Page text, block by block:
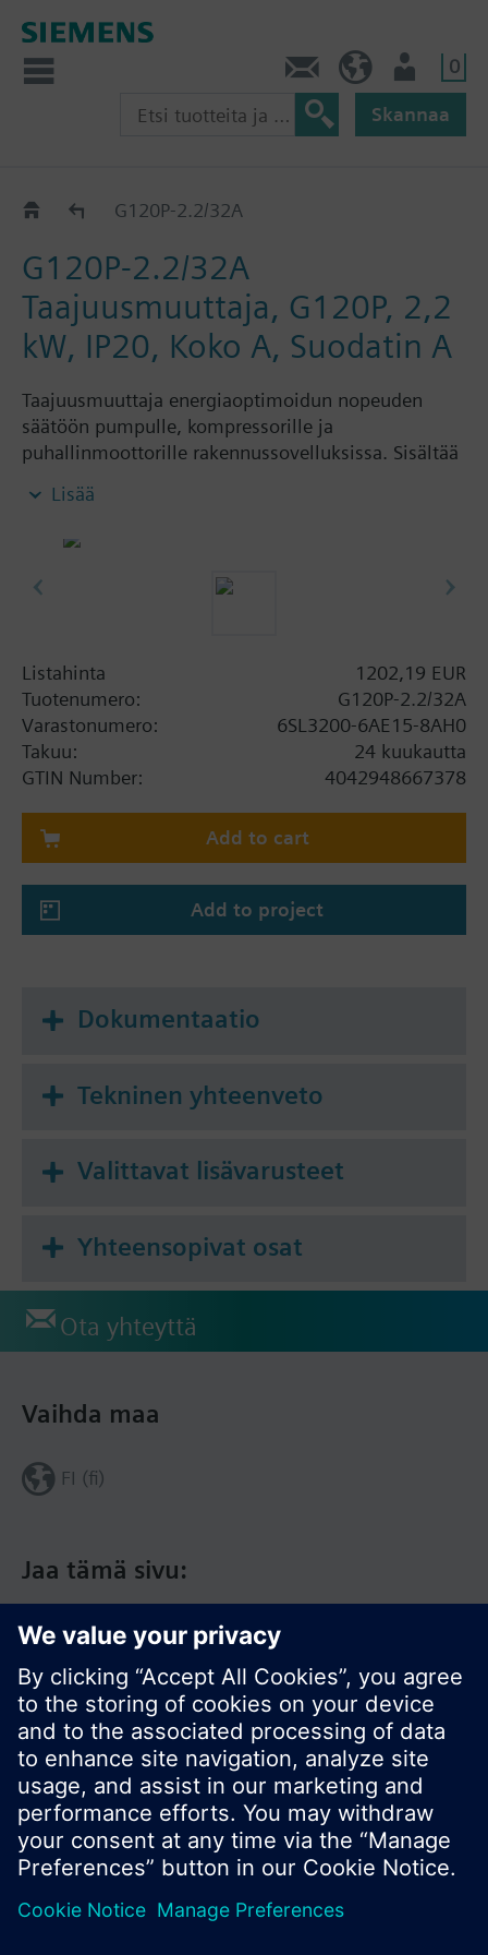
0
Skannaa
G120P..AE..A..
G120P-2.2/32A
G120P-2.2/32A
Taajuusmuuttaja, G120P, 2,2
kW, IP20, Koko A, Suodatin A
Taajuusmuuttaja energiaoptimoidun nopeuden
säätöön pumpulle, kompressorille ja
puhallinmoottorille rakennussovelluksissa. Sisältää
Unit CU230P-2-BT.
Lisätietoa
When using a screening kit for the Power Module
mm, and with an IOP 20 mm.
Lisää
Listahinta
1202,19 EUR
Tuotenumero:
G120P-2.2/32A
Varastonumero:
6SL3200-6AE15-8AH0
Takuu:
24 kuukautta
GTIN Number:
4042948667378
Add to cart
Add to project
Dokumentaatio
Tekninen yhteenveto
Valittavat lisävarusteet
Yhteensopivat osat
Ota yhteyttä
Jaa tämä sivu:
Vaihda maa
FI (fi)
© Siemens Switzerland Ltd. 2017